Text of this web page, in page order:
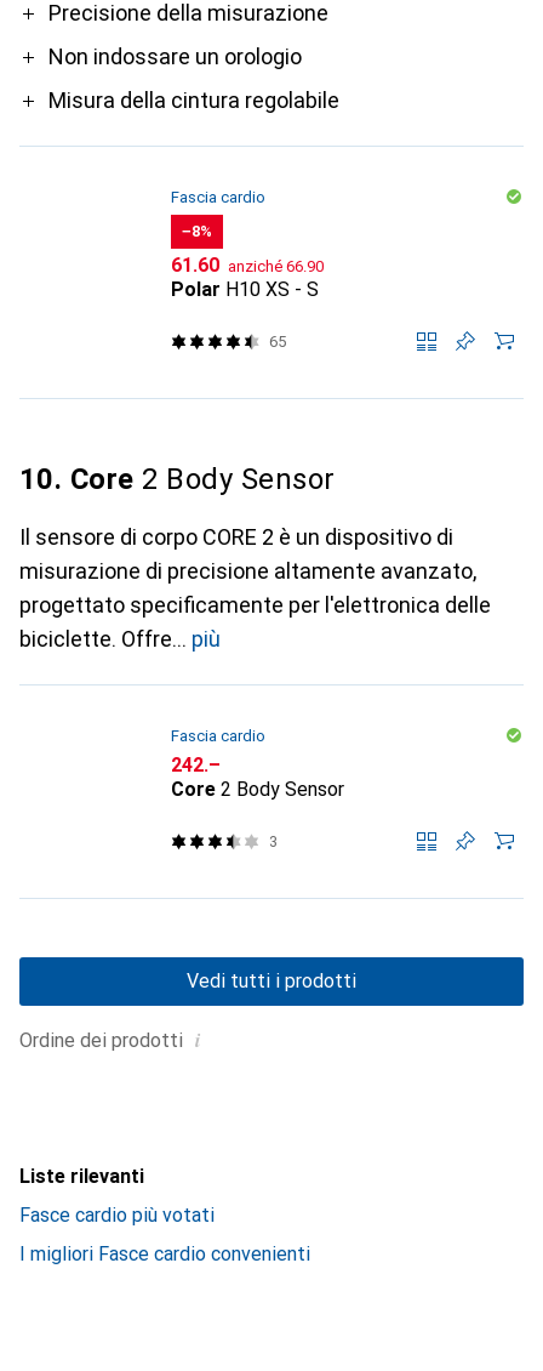
ProPrecisione della misurazione
Non indossare un orologio
Misura della cintura regolabile
Fascia cardio
−8%
CHF
61.60 anziché CHF
66.90
Polar H10 XS - S
65
10. Core 2 Body Sensor
Il sensore di corpo CORE 2 è un dispositivo di
misurazione di precisione altamente avanzato,
progettato specificamente per l'elettronica delle
biciclette. Offre
più
Fascia cardio
CHF
242.–
Core 2 Body Sensor
3
Ordine dei prodotti i
Vedi tutti i prodotti
Liste rilevanti
Fasce cardio più votati
I migliori Fasce cardio convenienti